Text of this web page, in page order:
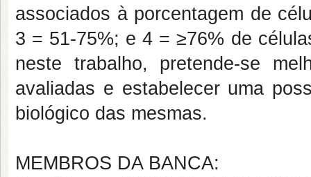
associados à porcentagem de
3 = 51-75%; e 4 = ≥76% de
neste trabalho, pretende-se
avaliadas e estabelecer uma
biológico das mesmas.
MEMBROS DA BANCA: